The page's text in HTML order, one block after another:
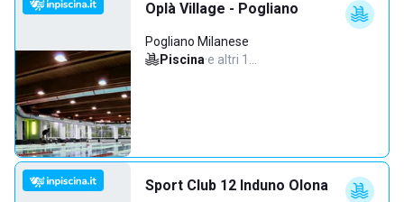
Oplà Village - Pogliano
Pogliano Milanese
Piscina·e altri 1…
Sport Club 12 Induno Olona